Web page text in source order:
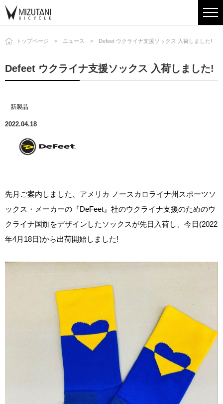
トップページ ニュース Defeet ウクライナ支援ソックス 入荷しました!
Defeet ウクライナ支援ソックス 入荷しました!
新製品
2022.04.18
先月ご案内しました、アメリカ ノースカロライナ州スポーツソ
ックス・メーカーの『DeFeet』社のウクライナ支援のためのウ
クライナ国旗をデザインしたソックスが先日入荷し、今日(2022
年4月18日)から出荷開始しました!